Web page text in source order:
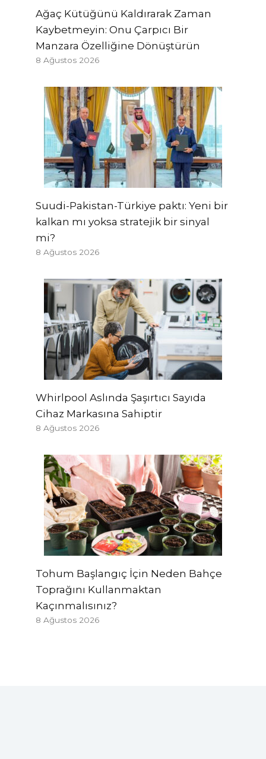
Ağaç Kütüğünü Kaldırarak Zaman
Kaybetmeyin: Onu Çarpıcı Bir
Manzara Özelliğine Dönüştürün
8 Ağustos 2026
Suudi-Pakistan-Türkiye paktı: Yeni bir
kalkan mı yoksa stratejik bir sinyal
mi?
8 Ağustos 2026
Whirlpool Aslında Şaşırtıcı Sayıda
Cihaz Markasına Sahiptir
8 Ağustos 2026
Tohum Başlangıç ​​İçin Neden Bahçe
Toprağını Kullanmaktan
Kaçınmalısınız?
8 Ağustos 2026